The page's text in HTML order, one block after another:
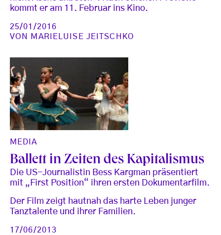
kommt er am 11. Februar ins Kino.
25/01/2016
VON MARIELUISE JEITSCHKO
MEDIA
Ballett in Zeiten des Kapitalismus
Die US-Journalistin Bess Kargman präsentiert
mit „First Position“ ihren ersten Dokumentarfilm.
Der Film zeigt hautnah das harte Leben junger
Tanztalente und ihrer Familien.
17/06/2013